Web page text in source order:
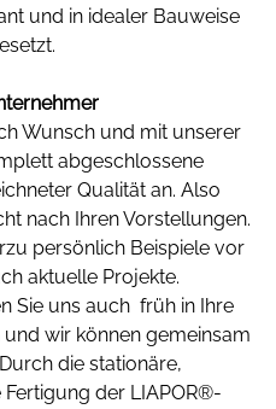
und in idealer Bauweise
Wunsch und mit unserer
abgeschlossene
Qualität an. Also
nach Ihren Vorstellungen.
persönlich Beispiele vor
aktuelle Projekte.
Sie uns auch früh in Ihre
wir können gemeinsam
die stationäre,
der LIAPOR®-